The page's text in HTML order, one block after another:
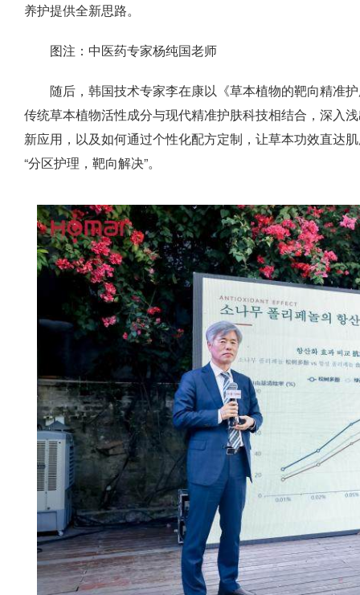
养护提供全新思路。
图注：中医药专家杨纯国老师
随后，韩国技术专家李在康以《草本植物的靶向精准
传统草本植物活性成分与现代精准护肤科技相结合，深入
新应用，以及如何通过个性化配方定制，让草本功效直达
“分区护理，靶向解决”。